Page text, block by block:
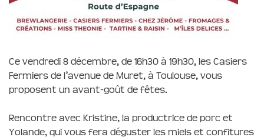
Ce vendredi 8 décembre, de 16h30 à 19h30, les Casiers
Fermiers de l’avenue de Muret, à Toulouse, vous
proposent un avant-goût de fêtes.
Rencontre avec Kristine, la productrice de porc et
Yolande, qui vous fera déguster les miels et confitures